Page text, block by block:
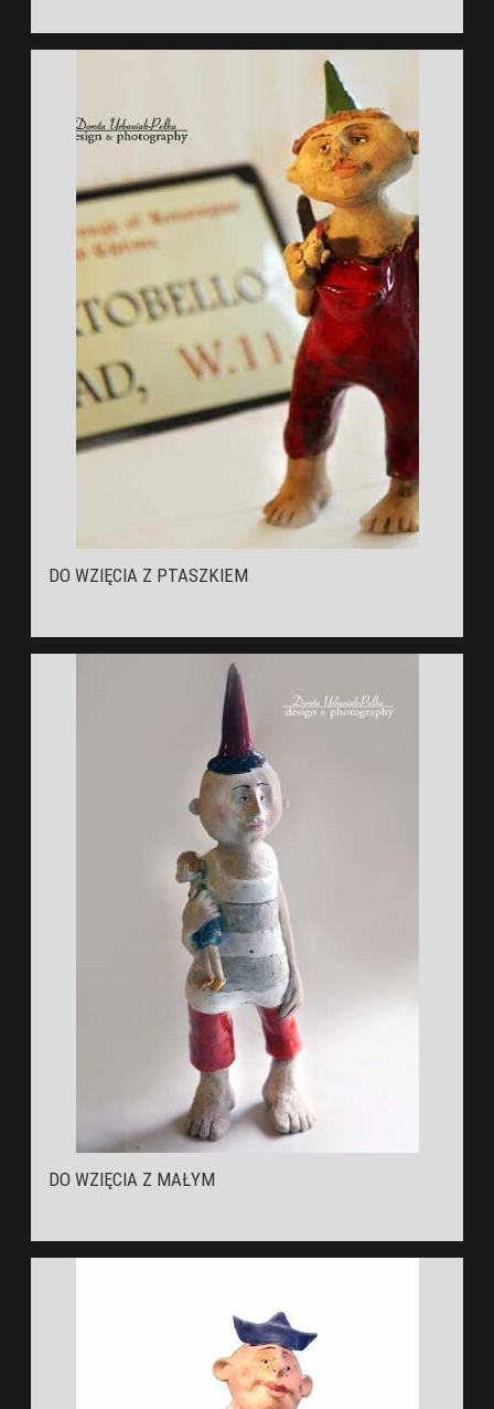
DO WZIĘCIA Z PTASZKIEM
DO WZIĘCIA Z MAŁYM